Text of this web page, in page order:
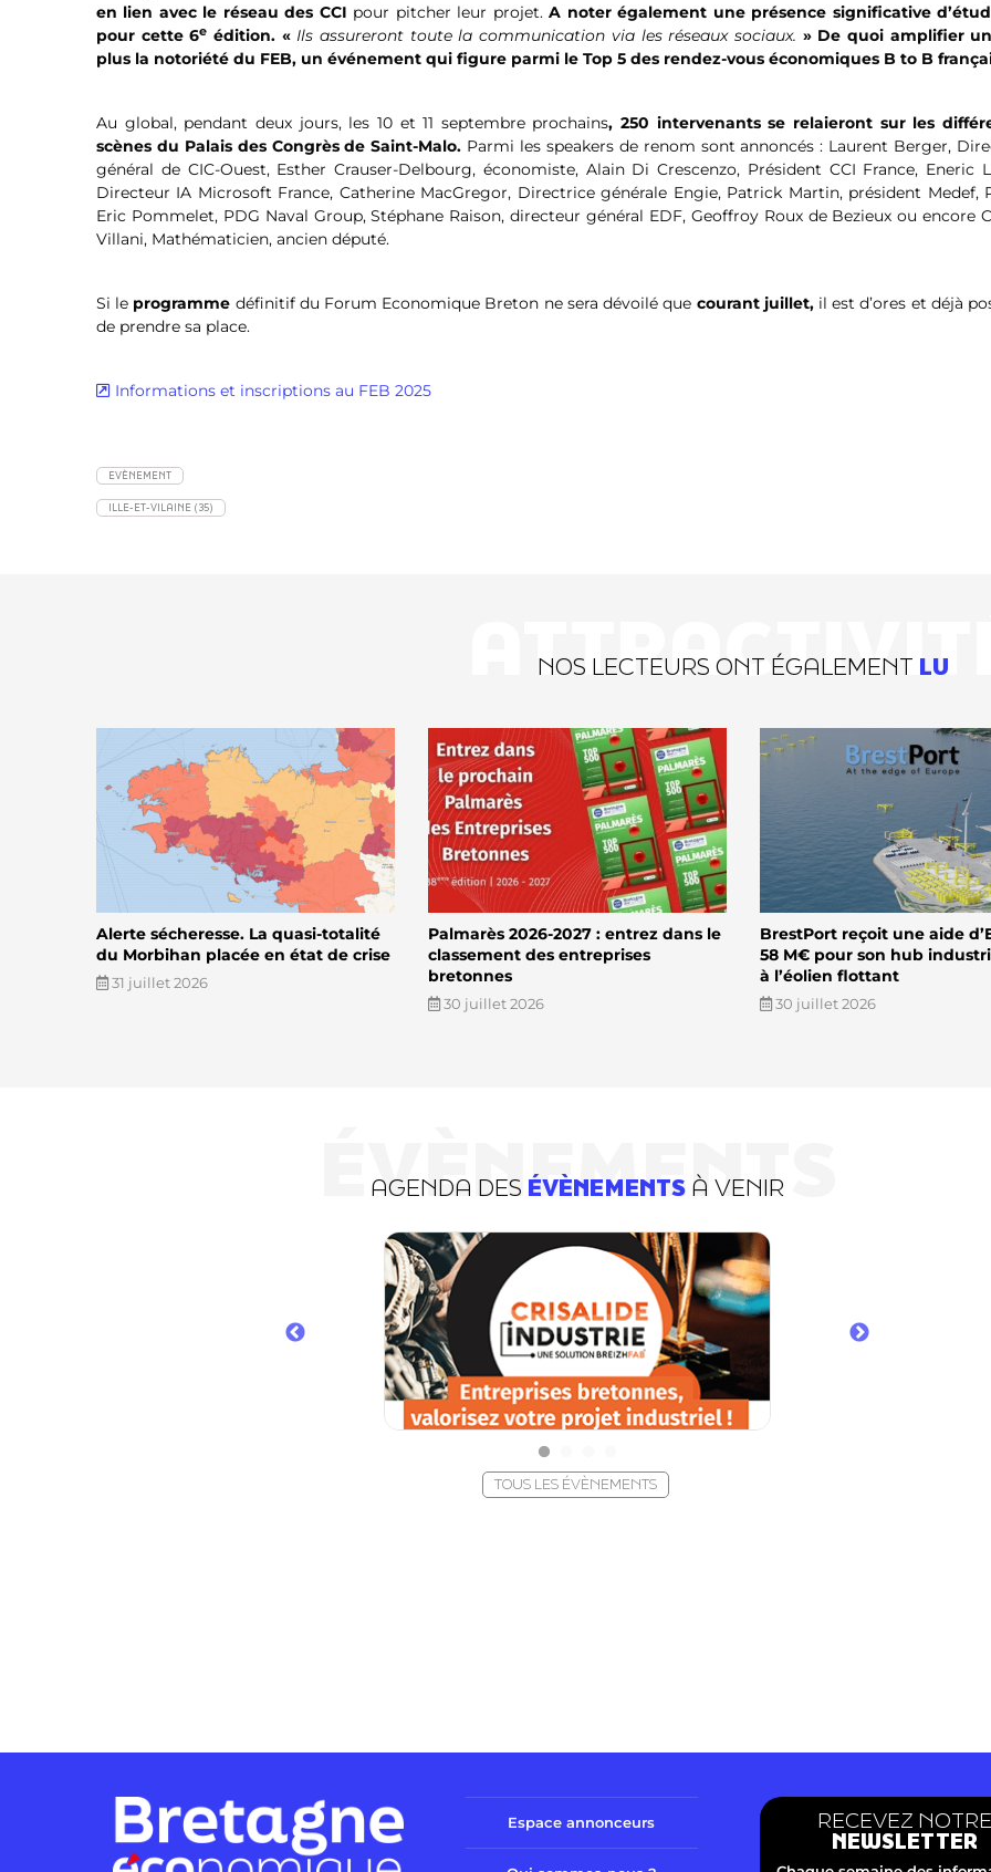
en lien avec le réseau des CCI pour pitcher leur projet.A noter également une présence significative
pour cette 6e édition. « Ils assureront toute la communication via les réseaux sociaux. » De quoi amplifier
plus la notoriété du FEB, un événement qui figure parmi le Top 5 des rendez-vous économiques B to B
Au global, pendant deux jours, les 10 et 11 septembre prochains, 250 intervenants se relaieront sur les
scènes du Palais des Congrès de Saint-Malo. Parmi les speakers de renom sont annoncés : Laurent Berger,
général de CIC-Ouest, Esther Crauser-Delbourg, économiste, Alain Di Crescenzo, Président CCI France, Eneric
Directeur IA Microsoft France, Catherine MacGregor, Directrice générale Engie, Patrick Martin, président Medef,
Eric Pommelet, PDG Naval Group, Stéphane Raison, directeur général EDF, Geoffroy Roux de Bezieux ou encore
Villani, Mathématicien, ancien député.
Si le programme définitif du Forum Economique Breton ne sera dévoilé que courant juillet,il est d’ores et déjà
de prendre sa place.
Informations et inscriptions au FEB 2025
EVÈNEMENT
ILLE-ET-VILAINE (35)
NOS LECTEURS ONT ÉGALEMENT LU
Alerte sécheresse. La quasi-totalité
du Morbihan placée en état de crise
31 juillet 2026
Palmarès 2026-2027 : entrez dans le
classement des entreprises
bretonnes
30 juillet 2026
BrestPort reçoit une aide
58 M€ pour son hub
à l’éolien flottant
30 juillet 2026
ÉVÈNEMENTS
AGENDA DES ÉVÈNEMENTS À VENIR
TOUS LES ÉVÈNEMENTS
Espace annonceurs RECEVEZ
NEWSLETTER